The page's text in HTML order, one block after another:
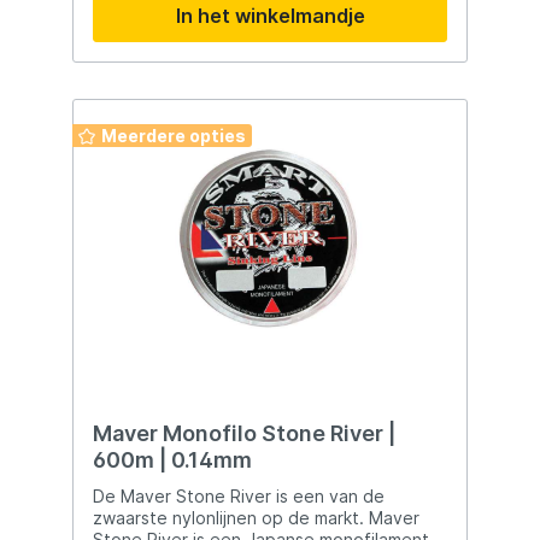
Verkrijgbaar in verschillende diameters en
kleuren, waardoor je de perfecte Subline
kunt kiezen die past bij jouw specifieke
Toepassing: Korda Subline is ideaal voor
karper vissers die zich wagen aan wateren
met veel obstakels en onderwaterplanten.
Of je nu in moeilijk terrein vist of gewoon
op zoek bent naar betrouwbare
lijnprestaties, de Subline is ontworpen om
te presteren waar andere lijnen
tekortschieten. Met de Korda Subline ben
je verzekerd van de ultieme combinatie van
schuurbestendigheid, trekkracht en
soepelheid, wat resulteert in een
In het winkelmandje
Meerdere opties
Maver Monofilo Stone River |
600m | 0.14mm
De Maver Stone River is een van de
zwaarste nylonlijnen op de markt. Maver